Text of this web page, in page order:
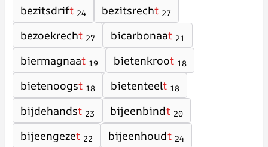
bezitsdrift 24 bezitsrecht 27
bezoekrecht 27 bicarbonaat 21
biermagnaat 19 bietenkroot 18
bietenoogst 18 bietenteelt 18
bijdehandst 23 bijeenbindt 20
bijeengezet 22 bijeenhoudt 24